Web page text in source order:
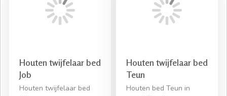
Ruime keuze,
termijnen
Twee weken bedenktijd
Gratis bezorging en montage*
Houten twijfelaar bed
Job
Houten twijfelaar bed
Houten twijfelaar bed
Teun
Houten bed Teun in